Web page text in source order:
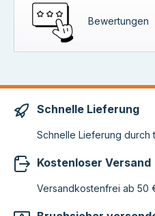
Bewertungen
Schnelle Lieferung
Schnelle Lieferung durch
Kostenloser Versand
Versandkostenfrei ab 50